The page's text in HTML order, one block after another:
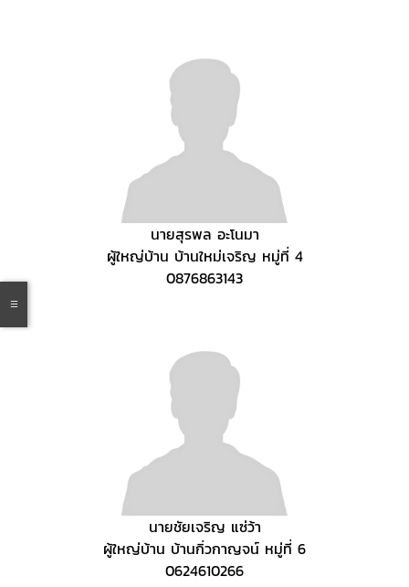
นายสุรพล อะโนมา
ผู้ใหญ่บ้าน บ้านใหม่เจริญ หมู่ที่ 4
0876863143
นายชัยเจริญ แซ่ว้า
ผู้ใหญ่บ้าน บ้านกิ่วกาญจน์ หมู่ที่ 6
0624610266